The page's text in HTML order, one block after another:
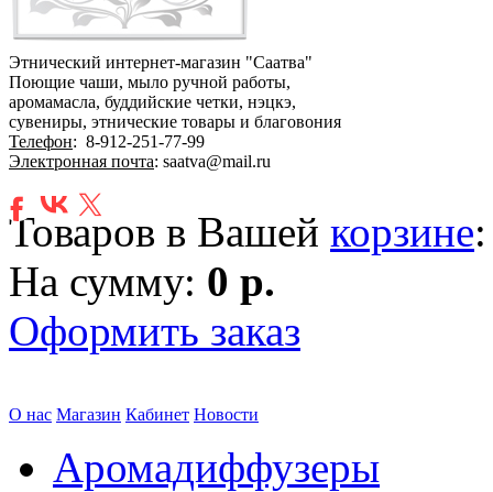
Этнический интернет-магазин "Саатва"
Поющие чаши, мыло ручной работы,
аромамасла, буддийские четки, нэцкэ,
сувениры, этнические товары и благовония
Телефон: 8-912-251-77-99
Электронная почта: saatva@mail.ru
Товаров в Вашей корзине
На сумму: 0 р.
Оформить заказ
О нас Магазин Кабинет Новости
Аромадиффузеры